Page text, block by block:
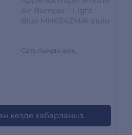
Сатылымда жоқ
кезде хабарлаңыз